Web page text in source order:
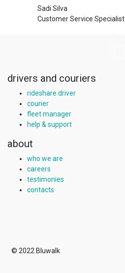
Sadi Silva
Customer Service Specialist
drivers and couriers
rideshare driver
courier
fleet manager
help & support
about
who we are
careers
testimonies
contacts
© 2022 Bluwalk